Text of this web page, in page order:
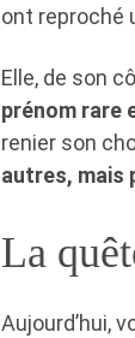
ont reproché
Elle, de son
prénom rare
renier son
autres, mais
La
Aujourd’hui,